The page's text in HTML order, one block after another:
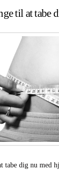
til at tabe
tabe dig nu med